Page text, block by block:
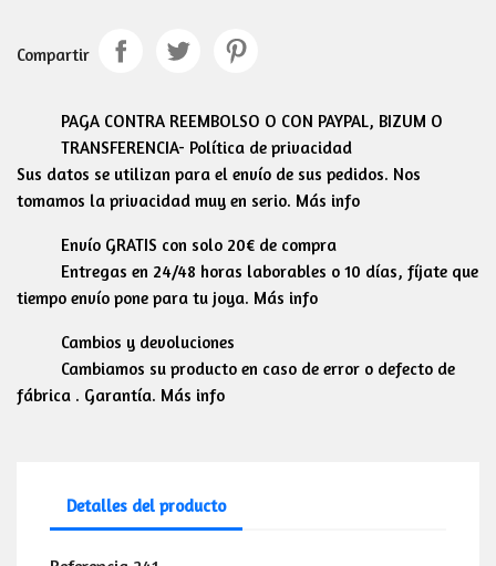
Compartir
PAGA CONTRA REEMBOLSO O CON PAYPAL, BIZUM O
TRANSFERENCIA- Política de privacidad
Sus datos se utilizan para el envío de sus pedidos. Nos
tomamos la privacidad muy en serio. Más info
Envío GRATIS con solo 20€ de compra
Entregas en 24/48 horas laborables o 10 días, fíjate que
tiempo envío pone para tu joya. Más info
Cambios y devoluciones
Cambiamos su producto en caso de error o defecto de
fábrica . Garantía. Más info
Detalles del producto